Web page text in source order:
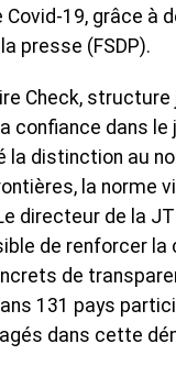
19, grâce à
presse (FSDP).
structure
dans le
la distinction au
la norme
directeur de la
de renforcer la
de
131 pays
dans cette